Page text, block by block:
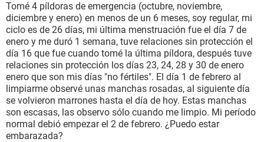
BIENESTAR
SEXUALIDAD
GLOSARIO
Tomé 4 píldoras de emergencia (octubre, noviembre,
diciembre y enero) en menos de un 6 meses, soy regular, mi
ciclo es de 26 días, mi última menstruación fue el día 7 de
enero y me duró 1 semana, tuve relaciones sin protección el
día 16 que fue cuando tomé la última píldora, después tuve
relaciones sin protección los días 23, 24, 28 y 30 de enero
enero que son mis días "no fértiles". El día 1 de febrero al
limpiarme observé unas manchas rosadas, al siguiente día
se volvieron marrones hasta el día de hoy. Estas manchas
son escasas, las observo sólo cuando me limpio. Mi período
normal debió empezar el 2 de febrero. ¿Puedo estar
embarazada?